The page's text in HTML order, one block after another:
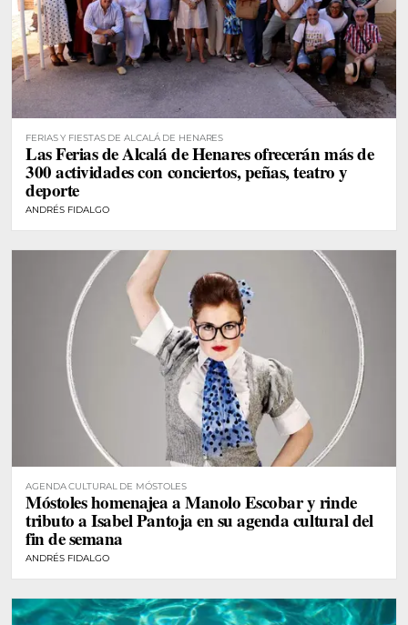
FERIAS Y FIESTAS DE ALCALÁ DE HENARES
Las Ferias de Alcalá de Henares ofrecerán más de
300 actividades con conciertos, peñas, teatro y
deporte
ANDRÉS FIDALGO
AGENDA CULTURAL DE MÓSTOLES
Móstoles homenajea a Manolo Escobar y rinde
tributo a Isabel Pantoja en su agenda cultural del
fin de semana
ANDRÉS FIDALGO